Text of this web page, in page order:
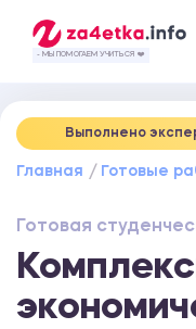
- МЫ ПОМОГАЕМ УЧИТЬСЯ ❤️
Выполнено
Главная Готовые
Готовая